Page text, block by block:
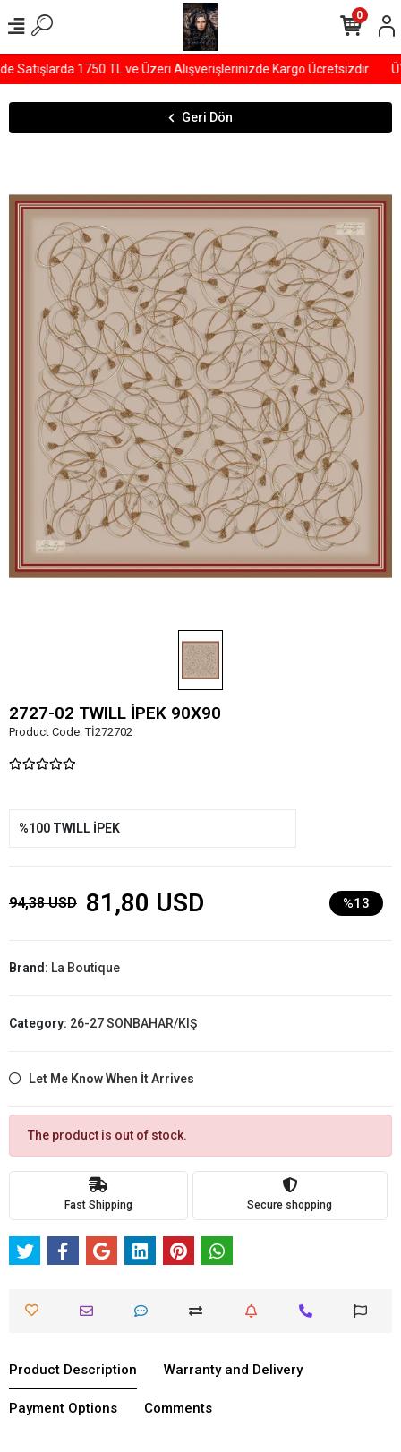
1750 TL ve Üzeri Alışverişlerinizde Kargo Ücretsizdir
0
Geri Dön
2727-02 TWILL İPEK 90X90
Product Code:Tİ272702
%100 TWILL İPEK
94,38 USD 81,80 USD %13
Brand: La Boutique
Category: 26-27 SONBAHAR/KIŞ
Let Me Know When İt Arrives
The product is out of stock.
Fast Shipping Secure shopping
Product Description Warranty and Delivery
Payment Options Comments